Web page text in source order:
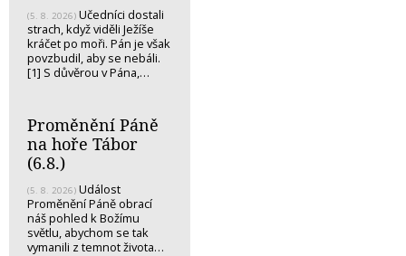
(5. 8. 2026) Učedníci dostali
strach, když viděli Ježíše
kráčet po moři. Pán je však
povzbudil, aby se nebáli.
[1] S důvěrou v Pána,…
Proměnění Páně
na hoře Tábor
(6.8.)
(5. 8. 2026) Událost
Proměnění Páně obrací
náš pohled k Božímu
světlu, abychom se tak
vymanili z temnot života…